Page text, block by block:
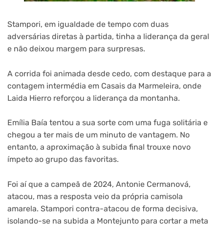
Stampori, em igualdade de tempo com duas
adversárias diretas à partida, tinha a liderança da geral
e não deixou margem para surpresas.
A corrida foi animada desde cedo, com destaque para a
contagem intermédia em Casais da Marmeleira, onde
Laida Hierro reforçou a liderança da montanha.
Emília Baía tentou a sua sorte com uma fuga solitária e
chegou a ter mais de um minuto de vantagem. No
entanto, a aproximação à subida final trouxe novo
ímpeto ao grupo das favoritas.
Foi aí que a campeã de 2024, Antonie Cermanová,
atacou, mas a resposta veio da própria camisola
amarela. Stampori contra-atacou de forma decisiva,
isolando-se na subida a Montejunto para cortar a meta